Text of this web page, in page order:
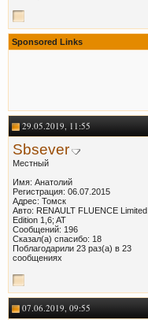
Sponsored Links
29.05.2019, 11:55
Sbsever
Местный
Имя: Анатолий
Регистрация: 06.07.2015
Адрес: Томск
Авто: RENAULT FLUENCE Limited
Edition 1,6; AT
Сообщений: 196
Сказал(а) спасибо: 18
Поблагодарили 23 раз(а) в 23
сообщениях
07.06.2019, 09:55